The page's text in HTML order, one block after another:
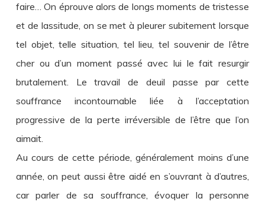
faire… On éprouve alors de longs moments de tristesse
et de lassitude, on se met à pleurer subitement lorsque
tel objet, telle situation, tel lieu, tel souvenir de l’être
cher ou d’un moment passé avec lui le fait resurgir
brutalement. Le travail de deuil passe par cette
souffrance incontournable liée à l’acceptation
progressive de la perte irréversible de l’être que l’on
aimait.
Au cours de cette période, généralement moins d’une
année, on peut aussi être aidé en s’ouvrant à d’autres,
car parler de sa souffrance, évoquer la personne